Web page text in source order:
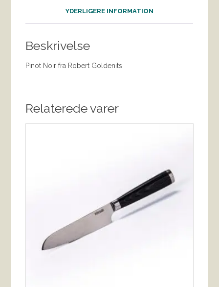
YDERLIGERE INFORMATION
Beskrivelse
Pinot Noir fra Robert Goldenits
Relaterede varer